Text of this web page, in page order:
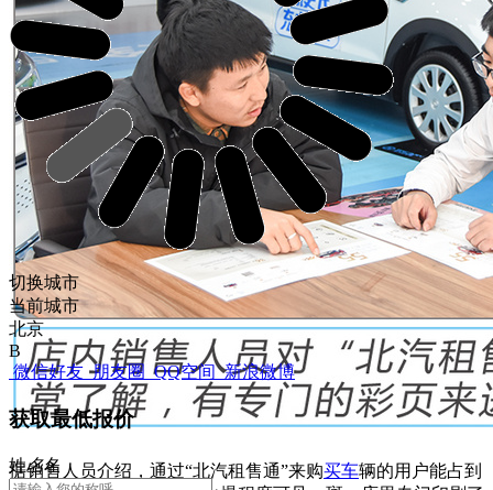
据销售人员介绍，通过“北汽租售通”来购买车辆的用户能占到
切换城市
当前城市
北京
B
微信好友 朋友圈 QQ空间 新浪微博
获取最低报价
姓名名